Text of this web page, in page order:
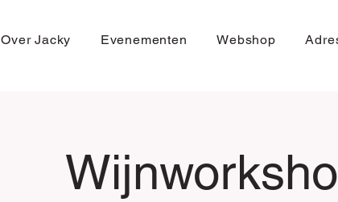
Over Jacky Evenementen Webshop